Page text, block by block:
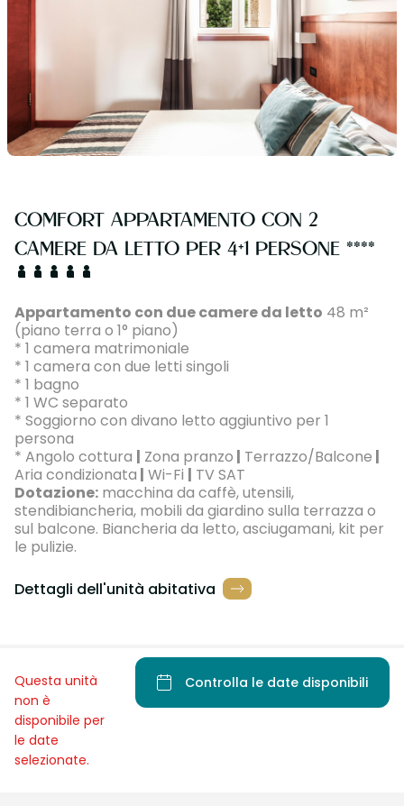
COMFORT APPARTAMENTO CON 2
CAMERE DA LETTO PER 4+1 PERSONE ****
Appartamento con due camere da letto 48 m²
(piano terra o 1° piano)
* 1 camera matrimoniale
* 1 camera con due letti singoli
* 1 bagno
* 1 WC separato
* Soggiorno con divano letto aggiuntivo per 1
persona
* Angolo cottura | Zona pranzo | Terrazzo/Balcone |
Aria condizionata | Wi-Fi | TV SAT
Dotazione: macchina da caffè, utensili,
stendibiancheria, mobili da giardino sulla terrazza o
sul balcone. Biancheria da letto, asciugamani, kit per
le pulizie.
Dettagli dell'unità abitativa
Questa unità
non è
disponibile per
le date
selezionate.
Controlla le date disponibili